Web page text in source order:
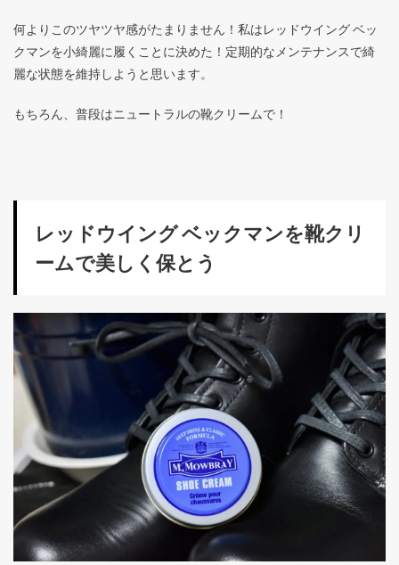
何よりこのツヤツヤ感がたまりません！私はレッドウイング ベッ
クマンを小綺麗に履くことに決めた！定期的なメンテナンスで綺
麗な状態を維持しようと思います。
もちろん、普段はニュートラルの靴クリームで！
レッドウイング ベックマンを靴クリ
ームで美しく保とう